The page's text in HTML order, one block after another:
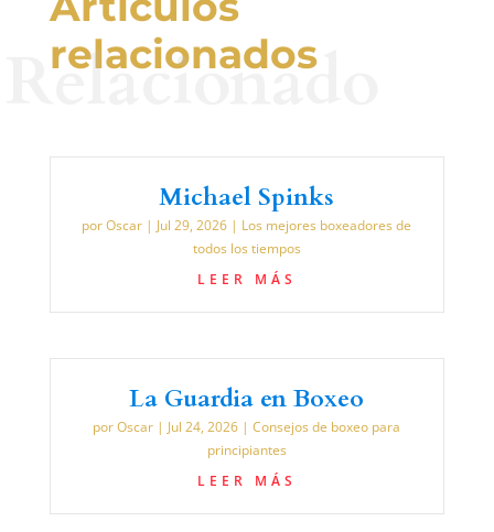
relacionados
Relacionado
Michael Spinks
porOscar | Jul 29, 2026 | Los mejores boxeadores de
todos los tiempos
LEER MÁS
La Guardia en Boxeo
porOscar | Jul 24, 2026 |Consejos de boxeo para
principiantes
LEER MÁS